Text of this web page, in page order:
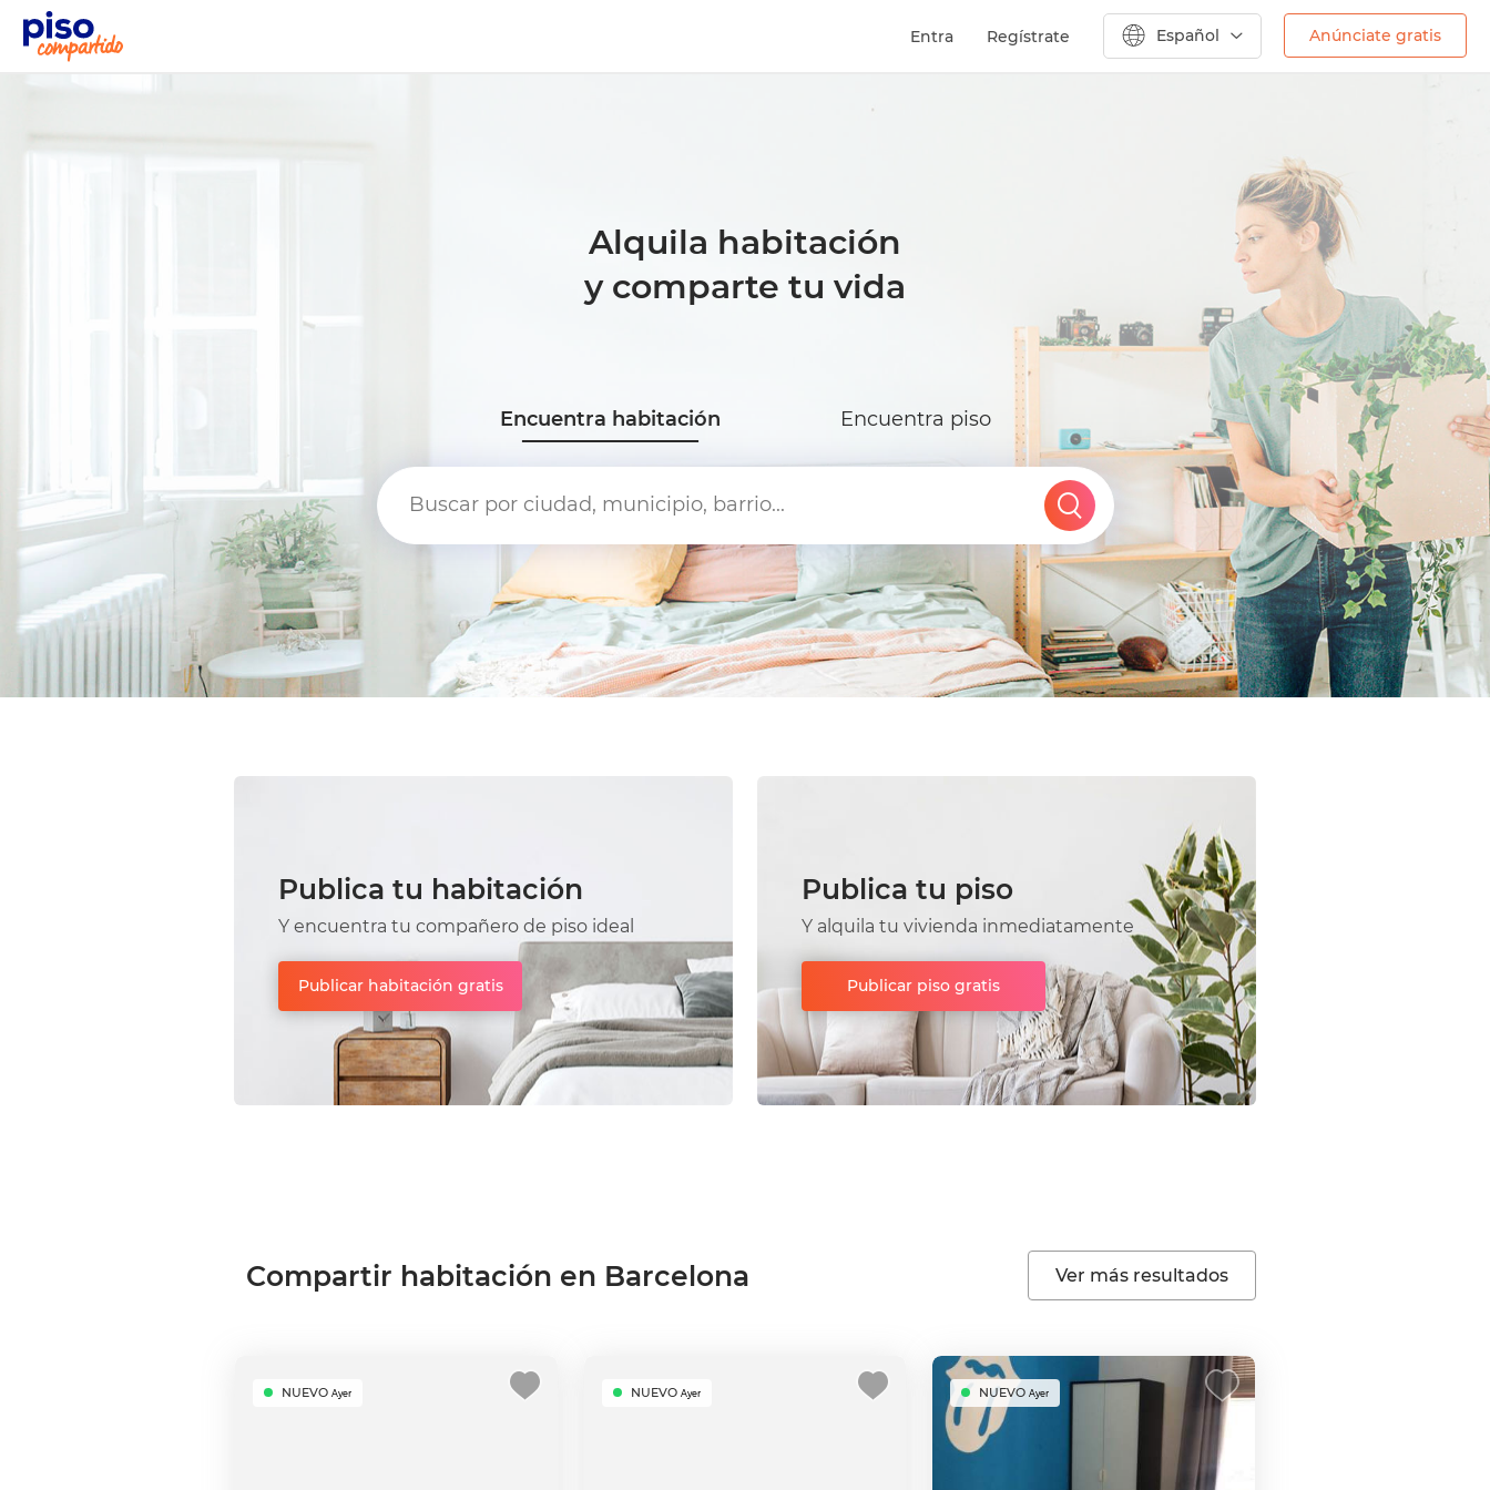
Entra Regístrate Español Anúnciate gratis
Alquila habitación
y comparte tu vida
Encuentra habitación Encuentra piso
Publica tu habitación
Y encuentra tu compañero de piso ideal
Publicar habitación gratis
Publica tu piso
Y alquila tu vivienda inmediatamente
Publicar piso gratis
Compartir habitación en Barcelona Ver más resultados
NUEVO Ayer NUEVO Ayer NUEVOAyer